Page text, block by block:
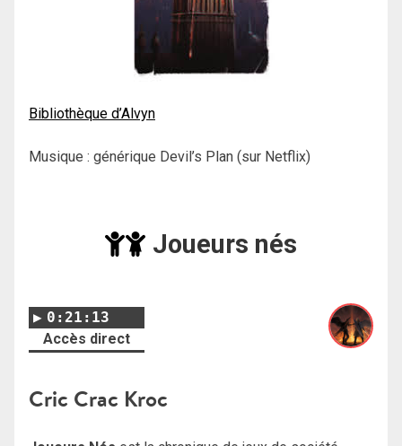
Bibliothèque d’Alvyn
Musique : générique Devil’s Plan (sur Netflix)
Joueurs nés
0:21:13
Accès direct
Cric Crac Kroc